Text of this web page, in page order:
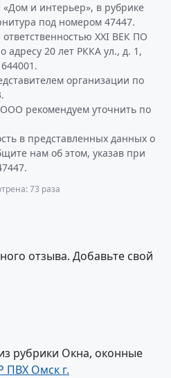
и интерьер», в рубрике
под номером 47447.
XXI ВЕК ПО
адресу 20 лет РККА ул., д. 1,
организации по
рекомендуем уточнить по
в представленных данных о
нам об этом, указав при
73 раза
отзыва. Добавьте свой
рубрики Окна, оконные
ПВХ Омск г.